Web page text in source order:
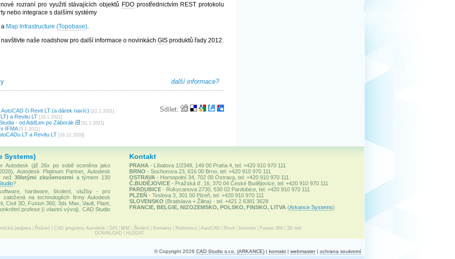
nové rozraní pro využití stávajících objektů FDOprostřednictvím REST protokolu
nebo integrace s dalšími systémy
a Map Infrastructure (Topobase)
naše roadshow pro další informace o novinkách GIS produktů řady 2012.
další informace?
Sdílet:
či Revit LT (a dárek navíc) [22.2.2021]
a Revitu LT [19.1.2021]
- od AddLen po Záborák [11.1.2021]
IFMA [5.1.2021]
LT a Revitu LT [16.12.2020]
Systems)
Autodesk (již 26x po sobě oceněna jako
Autodesk Platinum Partner, Autodesk
než30letými zkušenostmi a týmem 130
?
hardware, školení, služby - pro
na technologiích firmy Autodesk
Civil 3D, Fusion 360, 3ds Max, Vault, Plant,
profese (i vlastní vývoj). CAD Studio
Kontakt
PRAHA - Líbalova 1/2348, 149 00 Praha 4, tel: +420 910 970 111
BRNO - Sochorova 23, 616 00 Brno, tel: +420 910 970 111
OSTRAVA - Hornopolní 34, 702 00 Ostrava, tel: +420 910 970 111
Č.BUDĚJOVICE- Pražská tř. 16, 370 04 České Budějovice, tel: +420 910 970 111
PARDUBICE- Rokycanova 2730, 530 02 Pardubice, tel: +420 910 970 111
PLZEŇ- Teslova 3, 301 00 Plzeň, tel: +420 910 970 111
SLOVENSKO (Bratislava + Žilina) - tel. +421 2 6381 3628
FRANCIE, BELGIE, NIZOZEMSKO, POLSKO, FINSKO, LITVA (Arkance Systems)
podpora Řešení CAD programy Autodesk GIS BIM Školení Kontakty Reference AutoCAD Revit Inventor Fusion 360
3D tisk
DOWNLOAD
HLEDAT
© Copyright 2026 CAD Studio s.r.o. (ARKANCE) | kontakt | webmaster| ochrana soukromí